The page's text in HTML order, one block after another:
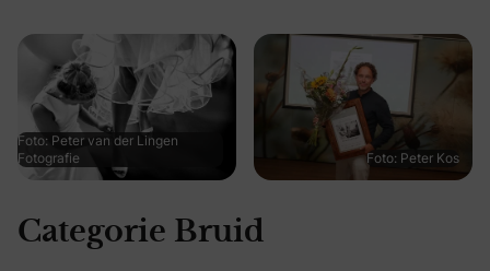
Foto: Peter van der Lingen
Fotografie
Foto: Peter Kos
Categorie Bruid